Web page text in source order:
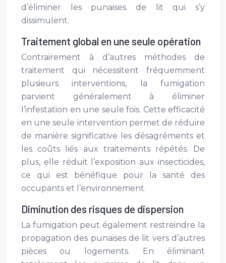
d’éliminer les punaises de lit qui s’y
dissimulent.
Traitement global en une seule opération
Contrairement à d’autres méthodes de
traitement qui nécessitent fréquemment
plusieurs interventions, la fumigation
parvient généralement à éliminer
l’infestation en une seule fois. Cette efficacité
en une seule intervention permet de réduire
de manière significative les désagréments et
les coûts liés aux traitements répétés. De
plus, elle réduit l’exposition aux insecticides,
ce qui est bénéfique pour la santé des
occupants et l’environnement.
Diminution des risques de dispersion
La fumigation peut également restreindre la
propagation des punaises de lit vers d’autres
pièces ou logements. En éliminant